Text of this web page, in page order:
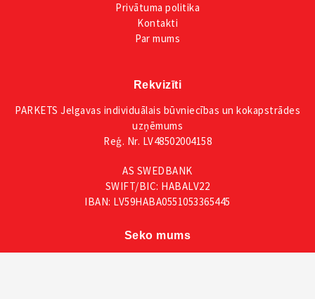
Privātuma politika
Kontakti
Par mums
Rekvizīti
PARKETS Jelgavas individuālais būvniecības un kokapstrādes
uzņēmums
Reģ. Nr. LV48502004158
AS SWEDBANK
SWIFT/BIC: HABALV22
IBAN: LV59HABA0551053365445
Seko mums